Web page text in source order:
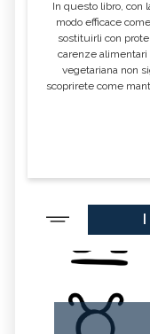
In questo libro, con
modo efficace
sostituirli con
carenze
vegetariana non
scoprirete come